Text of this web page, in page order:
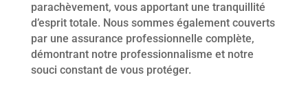
parachèvement, vous apportant une tranquillité
d’esprit totale. Nous sommes également couverts
par une assurance professionnelle complète,
démontrant notre professionnalisme et notre
souci constant de vous protéger.